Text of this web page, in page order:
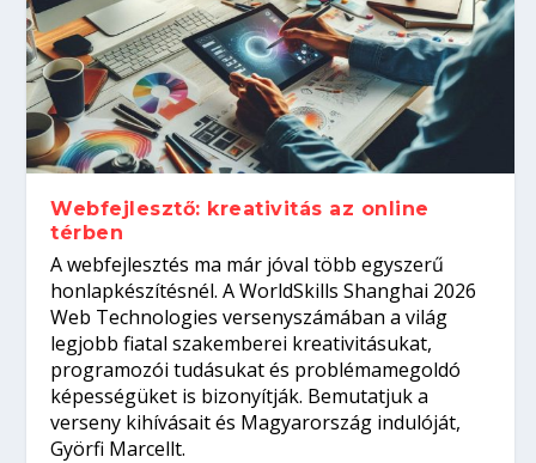
Hogyan készíts ATS-barát önéletrajzot?
Így növelheted az esélyedet az
állásinterjúra...
Kitalálod, mire használják ezeket a
gépeket?
Nem sikerült az egyetemi felvételi?
Tanulj szakmát!
Szoftverfejlesztő: verseny kódban –
amikor néhány sor program dönti el a
világversenyt...
Webfejlesztő: kreativitás az online
térben
A webfejlesztés ma már jóval több egyszerű
honlapkészítésnél. A WorldSkills Shanghai 2026
Web Technologies versenyszámában a világ
legjobb fiatal szakemberei kreativitásukat,
programozói tudásukat és problémamegoldó
képességüket is bizonyítják. Bemutatjuk a
verseny kihívásait és Magyarország indulóját,
Györfi Marcellt.